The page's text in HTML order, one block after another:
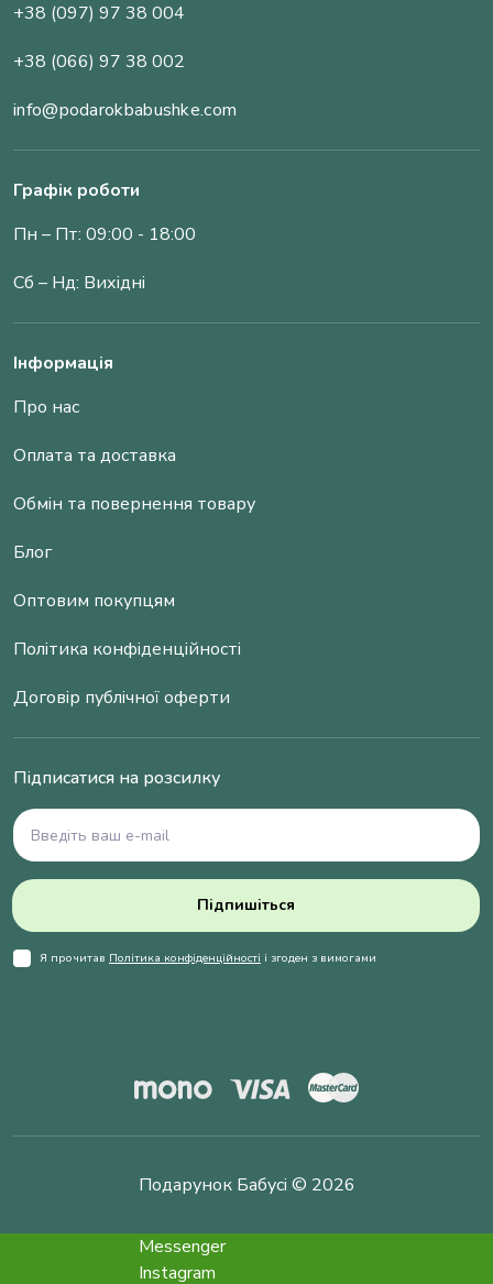
+38 (097) 97 38 004
+38 (066) 97 38 002
info@podarokbabushke.com
Графік роботи
Пн – Пт: 09:00 - 18:00
Сб – Нд: Вихідні
Інформація
Про нас
Оплата та доставка
Обмін та повернення товару
Блог
Оптовим покупцям
Політика конфіденційності
Договір публічної оферти
Підписатися на розсилку
Підпишіться
Я прочитав Політика конфіденційності і згоден з вимогами
Подарунок Бабусі © 2026
Messenger
Instagram